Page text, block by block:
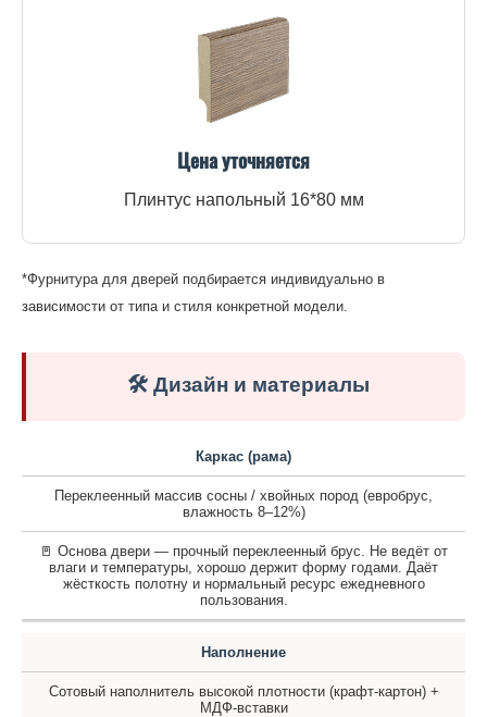
Цена уточняется
Плинтус напольный 16*80 мм
*Фурнитура для дверей подбирается индивидуально в
зависимости от типа и стиля конкретной модели.
🛠️ Дизайн и материалы
Каркас (рама)
Переклеенный массив сосны / хвойных пород (евробрус,
влажность 8–12%)
🚪 Основа двери — прочный переклеенный брус. Не ведёт от
влаги и температуры, хорошо держит форму годами. Даёт
жёсткость полотну и нормальный ресурс ежедневного
пользования.
Наполнение
Сотовый наполнитель высокой плотности (крафт-картон) +
МДФ-вставки